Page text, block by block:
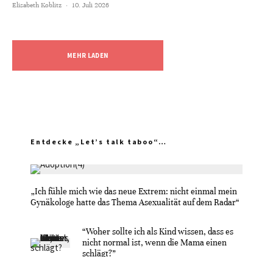
Elisabeth Koblitz · 10. Juli 2026
MEHR LADEN
Entdecke „Let’s talk taboo“…
„Ich fühle mich wie das neue Extrem: nicht einmal mein
Gynäkologe hatte das Thema Asexualität auf dem Radar“
“Woher sollte ich als Kind wissen, dass es
nicht normal ist, wenn die Mama einen
schlägt?”